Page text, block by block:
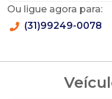
Ou ligue agora para:
(31)99249-0078